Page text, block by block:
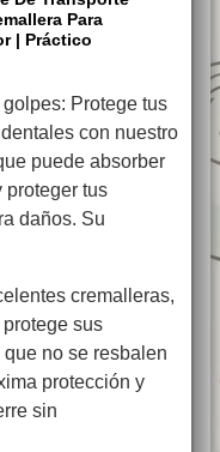
Para
| Práctico
Protege tus
con nuestro
puede absorber
proteger tus
daños. Su
cremalleras,
sus
no se resbalen
protección y
sin